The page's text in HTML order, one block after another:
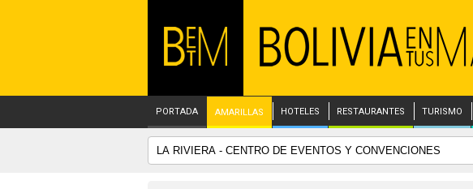
PORTADA AMARILLAS HOTELES RESTAURANTES TURISMO